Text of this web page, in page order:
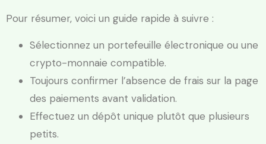
Pour résumer, voici un guide rapide à suivre :
Sélectionnez un portefeuille électronique ou une
crypto-monnaie compatible.
Toujours confirmer l’absence de frais sur la page
des paiements avant validation.
Effectuez un dépôt unique plutôt que plusieurs
petits.